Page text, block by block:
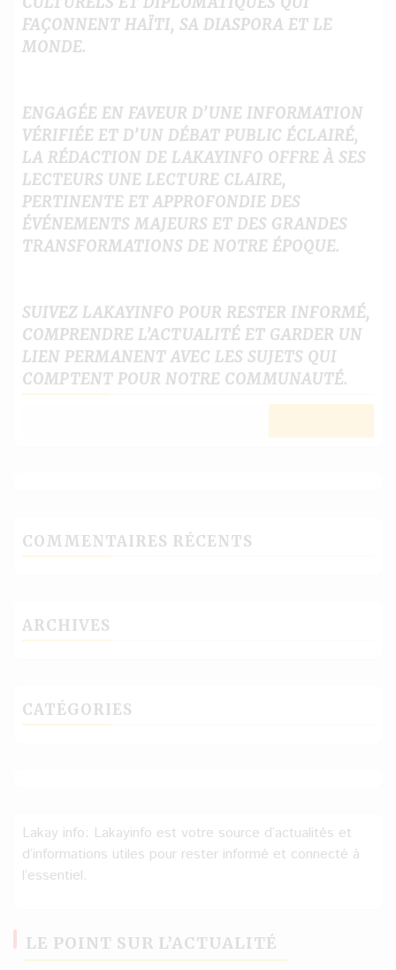
FAÇONNENT HAÏTI, SA DIASPORA ET LE
MONDE.
ENGAGÉE EN FAVEUR D’UNE INFORMATION
VÉRIFIÉE ET D’UN DÉBAT PUBLIC ÉCLAIRÉ,
LA RÉDACTION DE LAKAYINFO OFFRE À SES
LECTEURS UNE LECTURE CLAIRE,
PERTINENTE ET APPROFONDIE DES
ÉVÉNEMENTS MAJEURS ET DES GRANDES
TRANSFORMATIONS DE NOTRE ÉPOQUE.
SUIVEZ LAKAYINFO POUR RESTER INFORMÉ,
COMPRENDRE L’ACTUALITÉ ET GARDER UN
LIEN PERMANENT AVEC LES SUJETS QUI
COMPTENT POUR NOTRE COMMUNAUTÉ.
COMMENTAIRES RÉCENTS
ARCHIVES
CATÉGORIES
Lakay info: Lakayinfo est votre source d’actualités et
d’informations utiles pour rester informé et connecté à
l’essentiel.
LE POINT SUR L’ACTUALITÉ